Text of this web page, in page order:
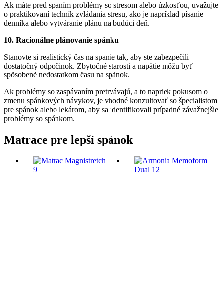
Ak máte pred spaním problémy so stresom alebo úzkosťou, uvažujte
o praktikovaní techník zvládania stresu, ako je napríklad písanie
denníka alebo vytváranie plánu na budúci deň.
10. Racionálne plánovanie spánku
Stanovte si realistický čas na spanie tak, aby ste zabezpečili
dostatočný odpočinok. Zbytočné starosti a napätie môžu byť
spôsobené nedostatkom času na spánok.
Ak problémy so zaspávaním pretrvávajú, a to napriek pokusom o
zmenu spánkových návykov, je vhodné konzultovať so špecialistom
pre spánok alebo lekárom, aby sa identifikovali prípadné závažnejšie
problémy so spánkom.
Matrace pre lepší spánok